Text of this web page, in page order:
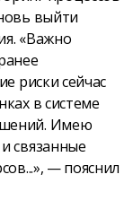
выйти
«Важно
риски сейчас
в системе
Имею
связанные
— пояснил